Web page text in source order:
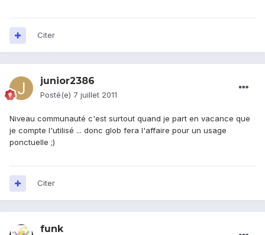
Citer
junior2386
Posté(e) 7 juillet 2011
Niveau communauté c'est surtout quand je part en vacance que
je compte l'utilisé ... donc glob fera l'affaire pour un usage
ponctuelle ;)
Citer
funk